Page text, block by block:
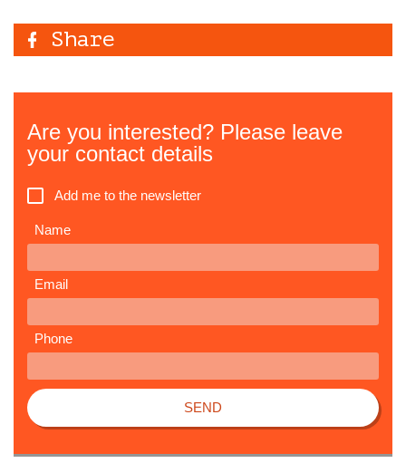
Share
Are you interested? Please leave
your contact details
Add me to the newsletter
Name
Email
Phone
SEND